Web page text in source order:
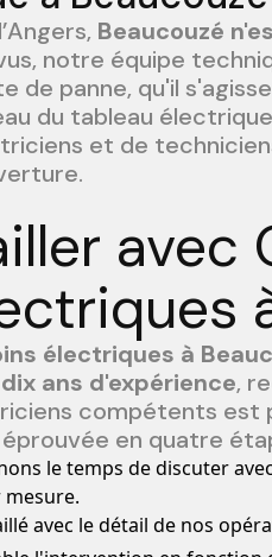
Beaucouzé
notre équipe
panne, qu'il
du tableau
et de
avec
électriques à
dix ans d'expérience,
compétents est
en quatre
le temps de discuter
avec le détail de nos